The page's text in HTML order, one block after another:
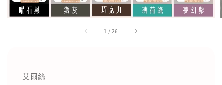
1 / 26
艾爾絲